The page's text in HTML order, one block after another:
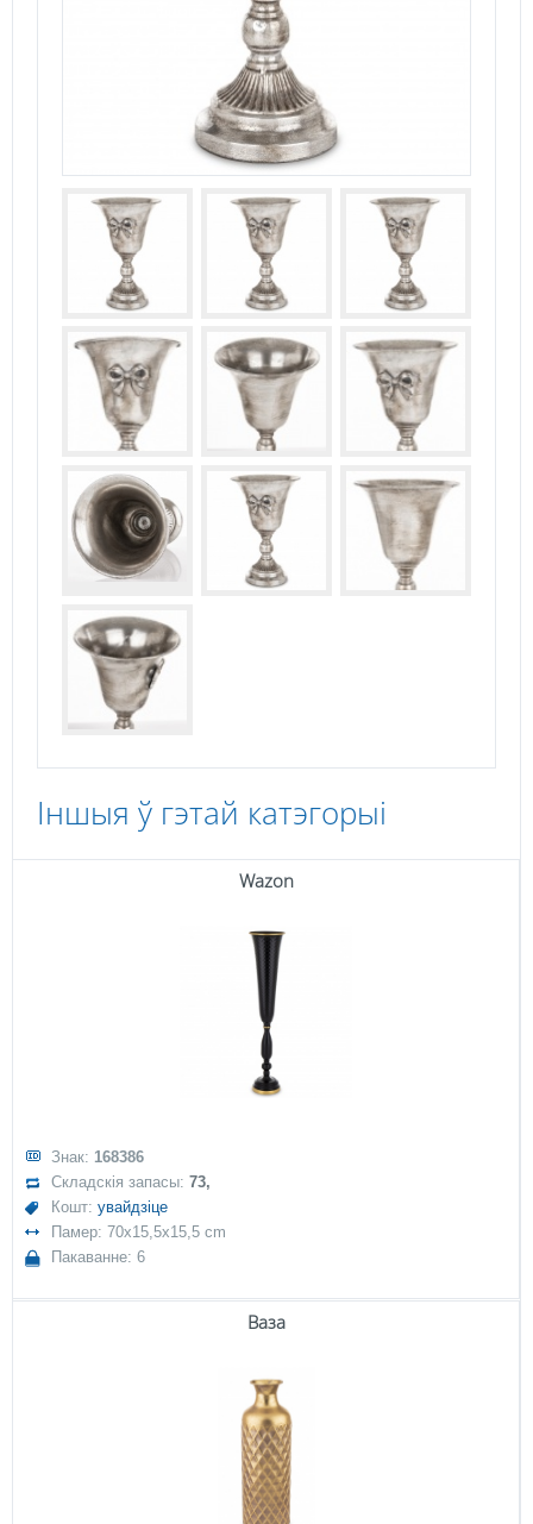
Іншыя ў гэтай катэгорыі
Wazon
Знак: 168386
Складскія запасы:73,
Кошт:увайдзіце
Памер: 70x15,5x15,5 cm
Пакаванне: 6
Ваза